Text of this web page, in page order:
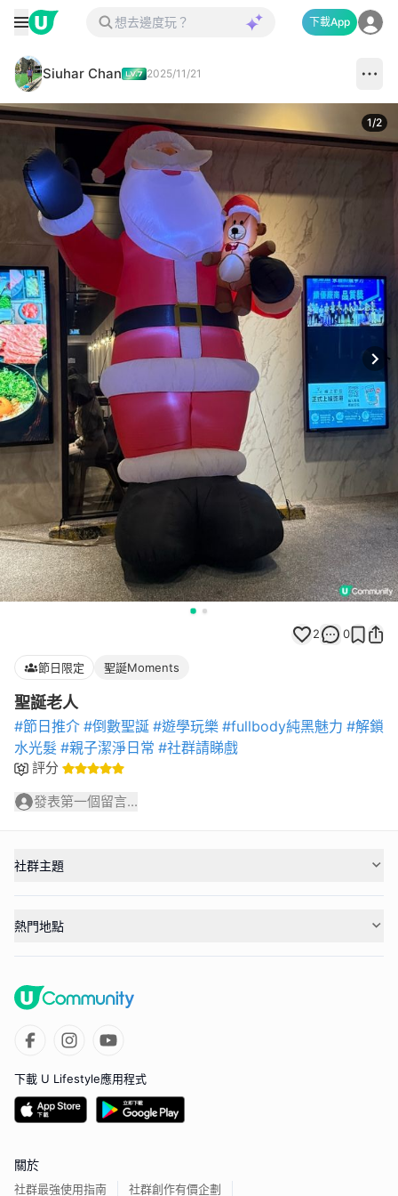
下載App
Siuhar Chan 2025/11/21
1/2
2 0
節日限定 聖誕Moments
聖誕老人
#節日推介 #倒數聖誕 #遊學玩樂 #fullbody純黑魅力 #解鎖
水光髮 #親子潔淨日常 #社群請睇戲
評分
發表第一個留言...
社群主題
熱門地點
下載 U Lifestyle應用程式
關於
社群最強使用指南 社群創作有價企劃